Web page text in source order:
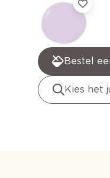
Bestel
Kies het